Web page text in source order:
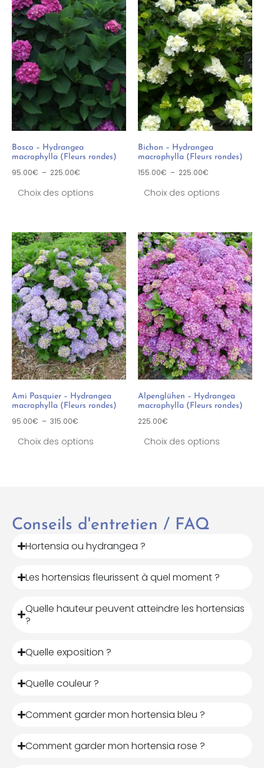
Bosco – Hydrangea
macrophylla (Fleurs rondes)
95.00€ – 225.00€
Choix des options
Bichon – Hydrangea
macrophylla (Fleurs rondes)
155.00€ – 225.00€
Choix des options
Ami Pasquier – Hydrangea
macrophylla (Fleurs rondes)
95.00€ – 315.00€
Choix des options
Alpenglühen – Hydrangea
macrophylla (Fleurs rondes)
225.00€
Choix des options
Conseils d'entretien / FAQ
Hortensia ou hydrangea ?
Les hortensias fleurissent à quel moment ?
Quelle hauteur peuvent atteindre les hortensias
?
Quelle exposition ?
Quelle couleur ?
Comment garder mon hortensia bleu ?
Comment garder mon hortensia rose ?